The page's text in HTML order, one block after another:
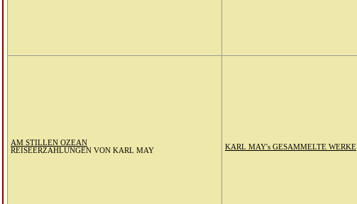
AM STILLEN OZEAN
REISEERZÄHLUNGEN VON KARL MAY
KARL MAY's GESAMMELTE WERKE